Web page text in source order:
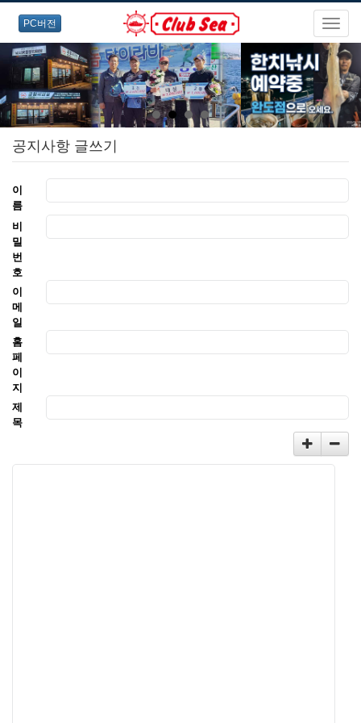
PC버전
공지사항 글쓰기
이
름
비
밀
번
호
이
메
일
홈
페
이
지
제
목